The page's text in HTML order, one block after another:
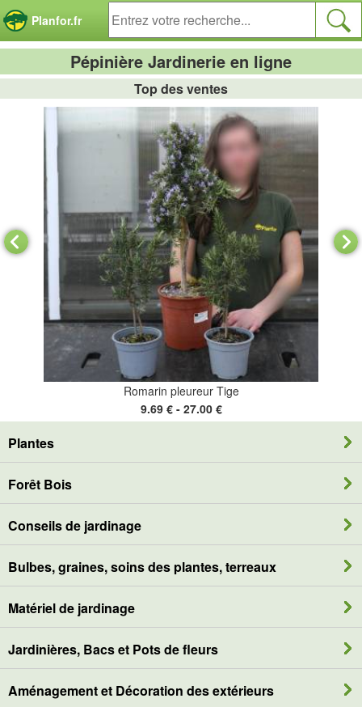
Planfor.fr
Pépinière Jardinerie en ligne
Top des ventes
Romarin pleureur Tige
9.69 € - 27.00 €
Plantes
Forêt Bois
Conseils de jardinage
Bulbes, graines, soins des plantes, terreaux
Matériel de jardinage
Jardinières, Bacs et Pots de fleurs
Aménagement et Décoration des extérieurs
Panneau de gestion des cookies